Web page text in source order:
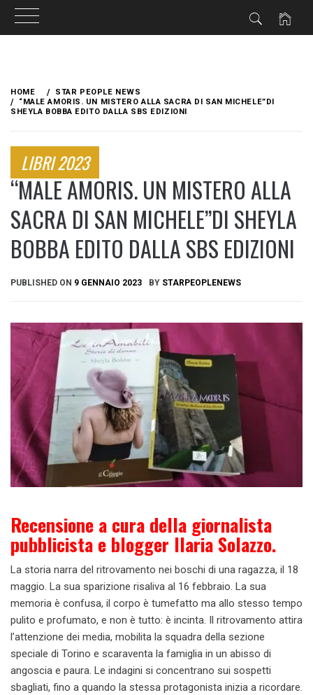
content
HOME
STAR PEOPLE NEWS
“MALE AMORIS. UN MISTERO ALLA SACRA DI SAN MICHELE”DI
SHEYLA BOBBA EDITO DALLA SBS EDIZIONI
LIBRI 2023
“MALE AMORIS. UN MISTERO ALLA
SACRA DI SAN MICHELE”DI SHEYLA
BOBBA EDITO DALLA SBS EDIZIONI
PUBLISHED ON 9 GENNAIO 2023 BY STARPEOPLENEWS
Recensione a cura della giornalista
pubblicista e blogger Ilaria Solazzo.
La storia narra del ritrovamento nei boschi di una ragazza, il 18
maggio. La sua sparizione risaliva al 16 febbraio. La sua
memoria è confusa, il corpo è tumefatto ma allo stesso tempo
pulito e profumato, e non è tutto: è incinta. Il ritrovamento attira
l’attenzione dei media, mobilita la squadra della sezione
speciale di Torino e scaraventa la famiglia in un abisso di
angoscia e paura. Le indagini si concentrano sui sospetti
sbagliati, fino a quando la stessa protagonista inizia a ricordare.